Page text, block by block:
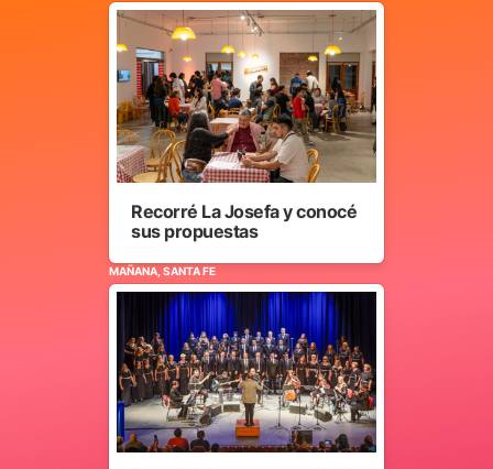
Recorré La Josefa y conocé
sus propuestas
MAÑANA, SANTA FE